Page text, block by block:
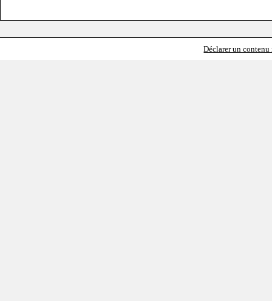
Déclarer un